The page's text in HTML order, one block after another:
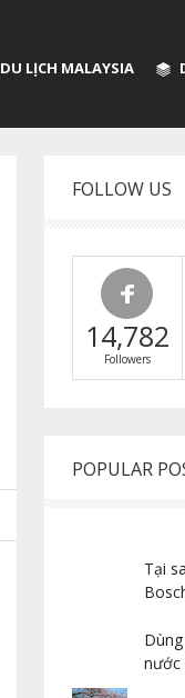
DU LỊCH MALAYSIA
FOLLOW US
14,782
Followers
POPULAR
Tại
nước